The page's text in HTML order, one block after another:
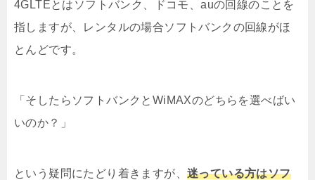
4GLTEとはソフトバンク、ドコモ、auの回線のことを
指しますが、レンタルの場合ソフトバンクの回線がほ
とんどです。
「そしたらソフトバンクとWiMAXのどちらを選べばい
いのか？」
という疑問にたどり着きますが、 迷っている方はソフ